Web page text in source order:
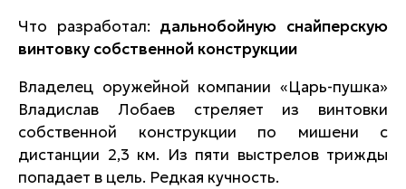
Что разработал: дальнобойную снайперскую
винтовку собственной конструкции
Владелец оружейной компании «Царь-пушка»
Владислав Лобаев стреляет из винтовки
собственной конструкции по мишени с
дистанции 2,3 км. Из пяти выстрелов трижды
попадает в цель. Редкая кучность.